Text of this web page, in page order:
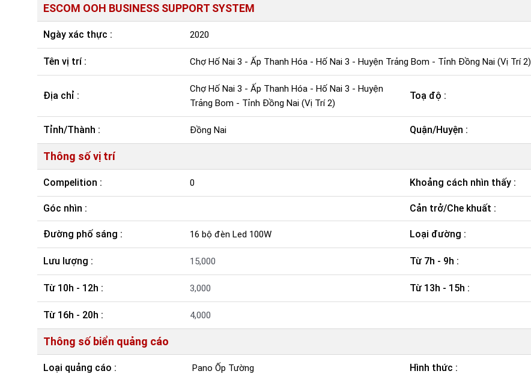
ESCOM OOH BUSINESS SUPPORT SYSTEM
Ngày xác thực : 2020
Tên vị trí : Chợ Hố Nai 3 - Ấp Thanh Hóa - Hố Nai 3 - Huyện Trảng Bom - Tỉnh Đồng Nai (Vị Trí 2)
Địa chỉ :
Chợ Hố Nai 3 - Ấp Thanh Hóa - Hố Nai 3 - Huyện
Trảng Bom - Tỉnh Đồng Nai (Vị Trí 2)
Toạ độ :
Tỉnh/Thành : Đồng Nai Quận/Huyện :
Thông số vị trí
Compelition : 0 Khoảng cách nhìn thấy :
Góc nhìn : Cản trở/Che khuất :
Đường phố sáng : 16 bộ đèn Led 100W Loại đường :
Lưu lượng : 15,000 Từ 7h - 9h :
Từ 10h - 12h : 3,000 Từ 13h - 15h :
Từ 16h - 20h : 4,000
Thông số biển quảng cáo
Loại quảng cáo : Pano Ốp Tường Hình thức :